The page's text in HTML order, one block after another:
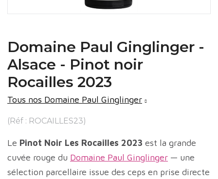
Domaine Paul Ginglinger -
Alsace - Pinot noir
Rocailles 2023
Tous nos Domaine Paul Ginglinger
(Réf : ROCAILLES23)
Le Pinot Noir Les Rocailles 2023 est la grande
cuvée rouge du Domaine Paul Ginglinger — une
sélection parcellaire issue des ceps en prise directe